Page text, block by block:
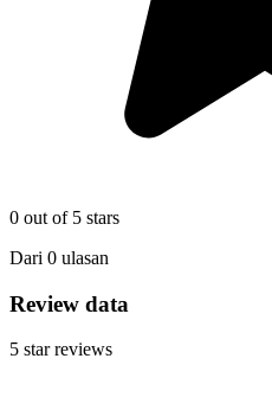
0 out of 5 stars
Dari 0 ulasan
Review data
5 star reviews